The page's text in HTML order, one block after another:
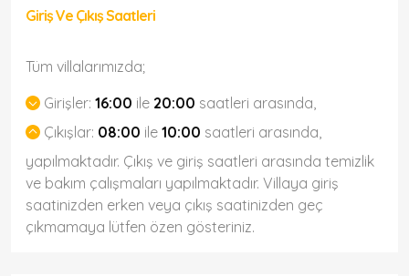
Giriş Ve Çıkış Saatleri
Tüm villalarımızda;
Girişler: 16:00 ile 20:00 saatleri arasında,
Çıkışlar: 08:00 ile 10:00 saatleri arasında,
yapılmaktadır. Çıkış ve giriş saatleri arasında temizlik
ve bakım çalışmaları yapılmaktadır. Villaya giriş
saatinizden erken veya çıkış saatinizden geç
çıkmamaya lütfen özen gösteriniz.